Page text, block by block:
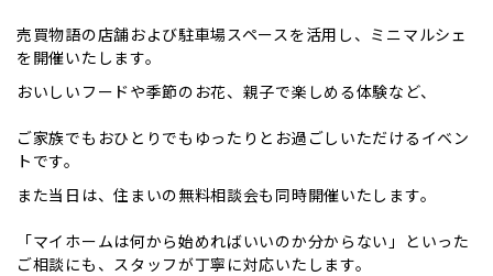
売買物語の店舗および駐車場スペースを活用し、ミニマルシェ
を開催いたします。
おいしいフードや季節のお花、親子で楽しめる体験など、
ご家族でもおひとりでもゆったりとお過ごしいただけるイベン
トです。
また当日は、住まいの無料相談会も同時開催いたします。
「マイホームは何から始めればいいのか分からない」といった
ご相談にも、スタッフが丁寧に対応いたします。